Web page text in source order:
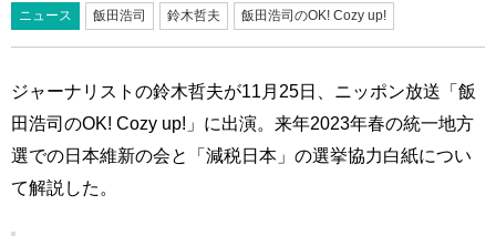
ニュース 飯田浩司 鈴木哲夫 飯田浩司のOK! Cozy up!
ジャーナリストの鈴木哲夫が11月25日、ニッポン放送「飯
田浩司のOK! Cozy up!」に出演。来年2023年春の統一地方
選での日本維新の会と「減税日本」の選挙協力白紙につい
て解説した。